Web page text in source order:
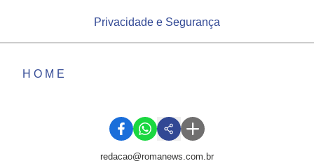
Privacidade e Segurança
HOME
redacao@romanews.com.br